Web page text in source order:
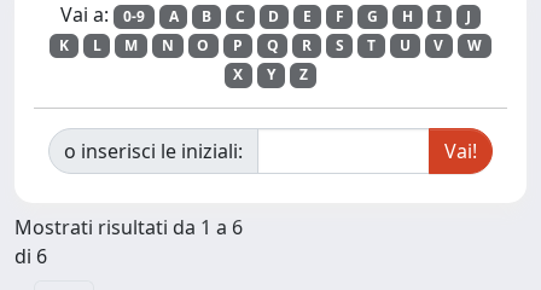
Vai a: 0-9 A B C D E F G H I
J
K
L M N O P Q R S T U V
W
X
Y Z
o inserisci le iniziali:
Mostrati risultati da 1 a 6
di 6